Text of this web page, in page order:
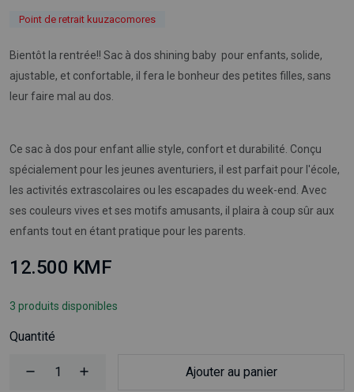
Point de retrait kuuzacomores
Bientôt la rentrée!! Sac à dos shining baby pour enfants, solide,
ajustable, et confortable, il fera le bonheur des petites filles, sans
leur faire mal au dos.
Ce sac à dos pour enfant allie style, confort et durabilité. Conçu
spécialement pour les jeunes aventuriers, il est parfait pour l'école,
les activités extrascolaires ou les escapades du week-end. Avec
ses couleurs vives et ses motifs amusants, il plaira à coup sûr aux
enfants tout en étant pratique pour les parents.
12.500 KMF
3 produits disponibles
Quantité
Ajouter au panier